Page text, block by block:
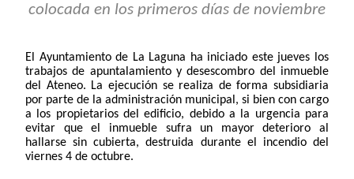
colocada en los primeros días de noviembre
El Ayuntamiento de La Laguna ha iniciado este jueves los
trabajos de apuntalamiento y desescombro del inmueble
del Ateneo. La ejecución se realiza de forma subsidiaria
por parte de la administración municipal, si bien con cargo
a los propietarios del edificio, debido a la urgencia para
evitar que el inmueble sufra un mayor deterioro al
hallarse sin cubierta, destruida durante el incendio del
viernes 4 de octubre.